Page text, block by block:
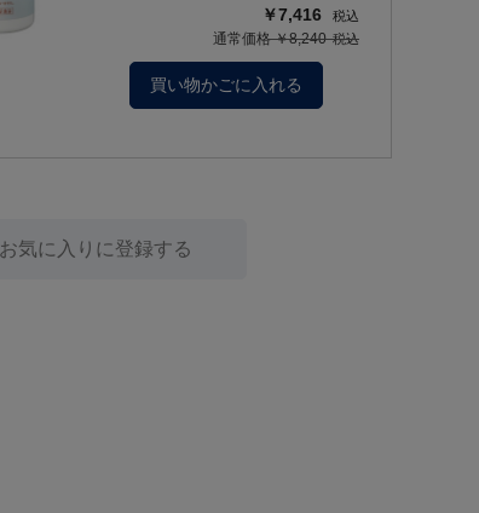
￥7,416
通常価格 ￥8,240
買い物かごに入れる
お気に入りに登録する